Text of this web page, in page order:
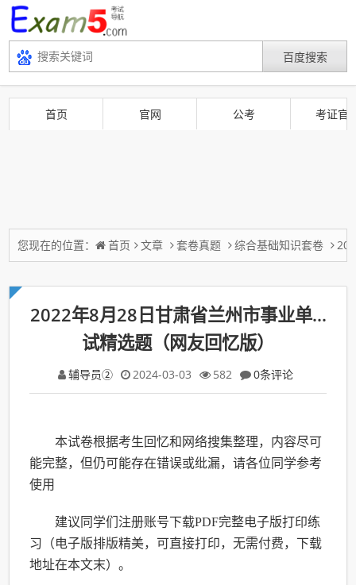
首页 官网 公考 考证官
您现在的位置： 首页 文章 套卷真题 综合基础知识套卷
2022年8月28日甘肃省兰州市事业单…
试精选题（网友回忆版）
辅导员② 2024-03-03 582 0条评论
本试卷根据考生回忆和网络搜集整理，内容尽可
能完整，但仍可能存在错误或纰漏，请各位同学参考
使用
建议同学们注册账号下载PDF完整电子版打印练
习（电子版排版精美，可直接打印，无需付费，下载
地址在本文末）。